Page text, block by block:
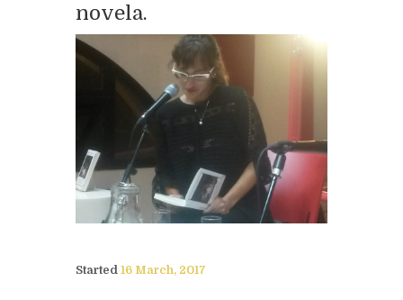
novela.
Started 16 March, 2017